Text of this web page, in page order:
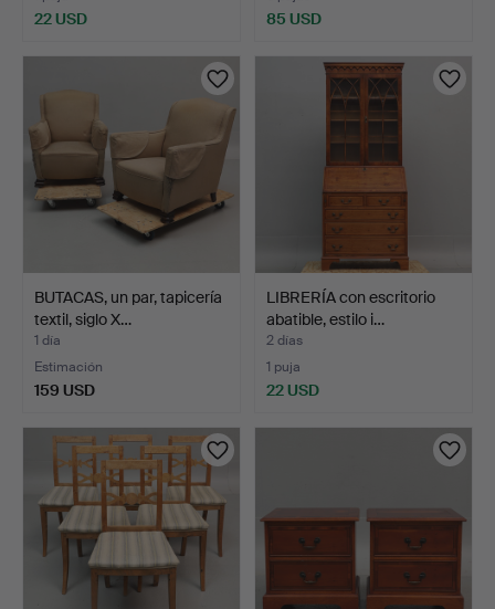
22 USD 85 USD
BUTACAS, un par, tapicería
textil, siglo X…
1 día
Estimación
159 USD
LIBRERÍA con escritorio
abatible, estilo i…
2 días
1 puja
22 USD